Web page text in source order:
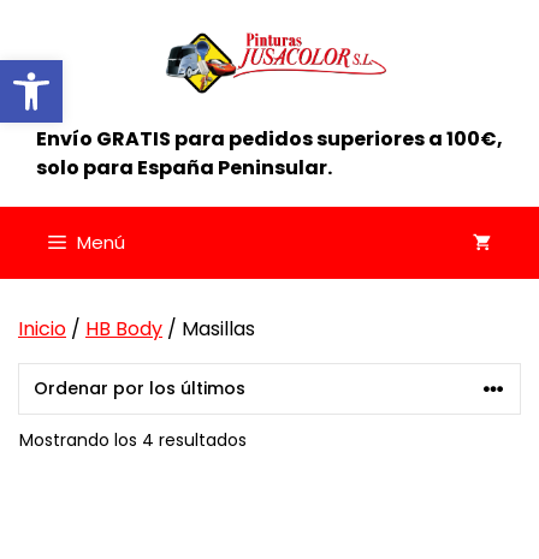
Abrir barra de herramientas
contenido
Envío GRATIS para pedidos superiores a 100€,
solo para España Peninsular.
Menú
Inicio / HB Body / Masillas
Mostrando los 4 resultados